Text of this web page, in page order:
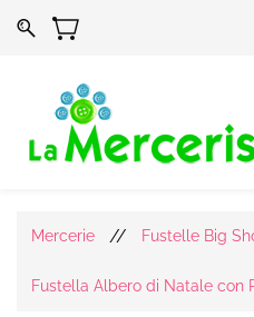
Mercerie // Fustelle Big
Fustella Albero di Natale con